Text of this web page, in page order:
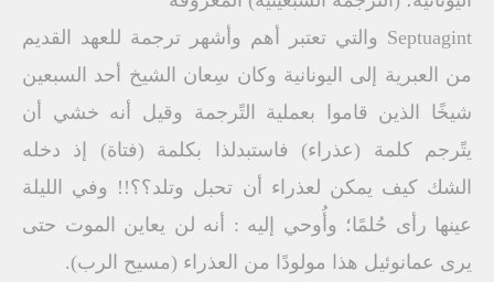
Septuagint والتي تعتبر أهم وأشهر ترجمة للعهد القديم
من العبرية إلى اليونانية وكان سِعان الشيخ أحد السبعين
شيخًا الذين قاموا بعملية التًرجمة وقيل أنه خشي أن
يتًرجم كلمة (عذراء) فاستبدلذا بكلمة (فتاة) إذ دخله
الشك كيف يمكن لعذراء أن تحبل وتلد؟؟!! وفي الليلة
عينها رأى حُلمًا؛ وأُوحي إليه : أنه لن يعاين الموت حتى
يرى عمانوئيل هذا مولودًا من العذراء (مسيح الرب).